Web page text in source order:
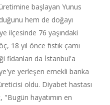
başlayan Yunus
hem de doğayı
ilçesinde 76 yaşındaki
18 yıl önce fıstık çamı
fidanları da İstanbul'a
yerleşen emekli banka
oldu. Diyabet hastası
hayatımın en